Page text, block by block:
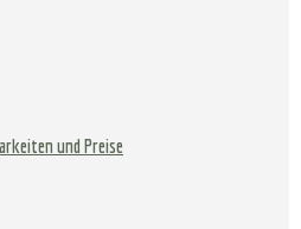
und Preise